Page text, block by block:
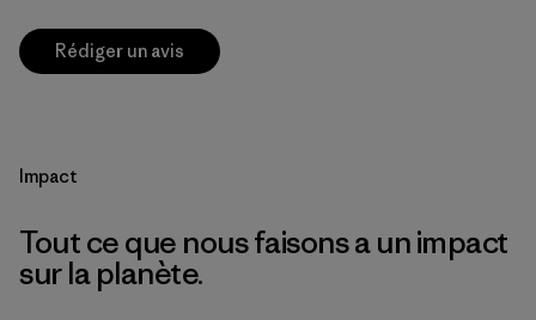
Rédiger un avis
Impact
Tout ce que nous faisons a un impact
sur la planète.